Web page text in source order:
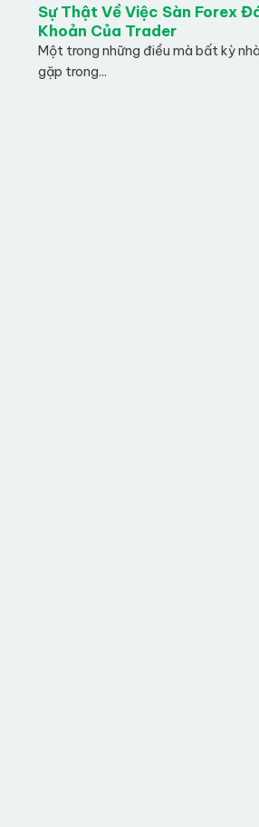
Sự Thật Về Việc Sàn Forex
Khoản Của Trader
Một trong những điều mà bất kỳ
gặp trong...